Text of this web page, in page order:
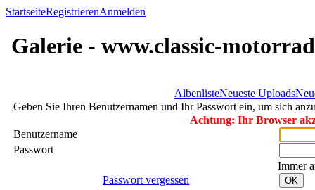
StartseiteRegistrierenAnmelden
Galerie - www.classic-
AlbenlisteNeueste Uploads
Geben Sie Ihren Benutzernamen und Ihr Passwort ein, um sich
Achtung: Ihr Browser
Benutzername
Passwort
Immer
Passwort vergessen
OK